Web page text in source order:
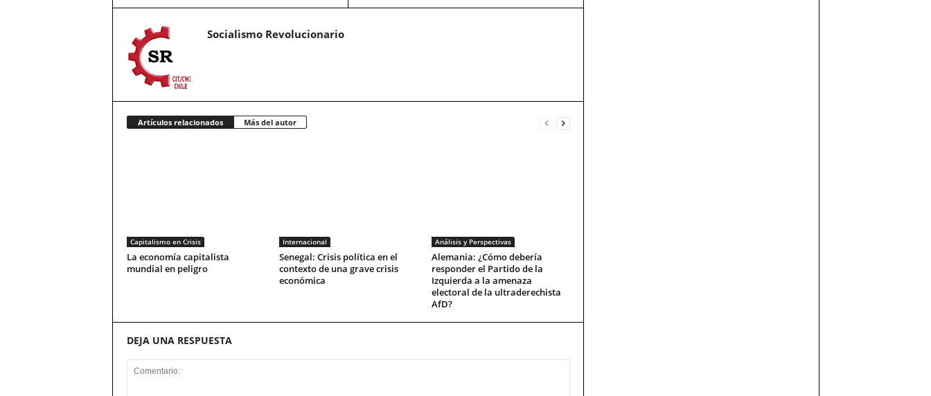
Socialismo Revolucionario
Artículos relacionados Más del autor
Capitalismo en Crisis
La economía capitalista
mundial en peligro
Internacional
Senegal: Crisis política en el
contexto de una grave crisis
económica
Análisis y Perspectivas
Alemania: ¿Cómo debería
responder el Partido de la
Izquierda a la amenaza
electoral de la ultraderechista
AfD?
DEJA UNA RESPUESTA